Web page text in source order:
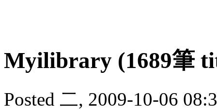
Myilibrary (1689筆
Posted 二, 2009-10-06